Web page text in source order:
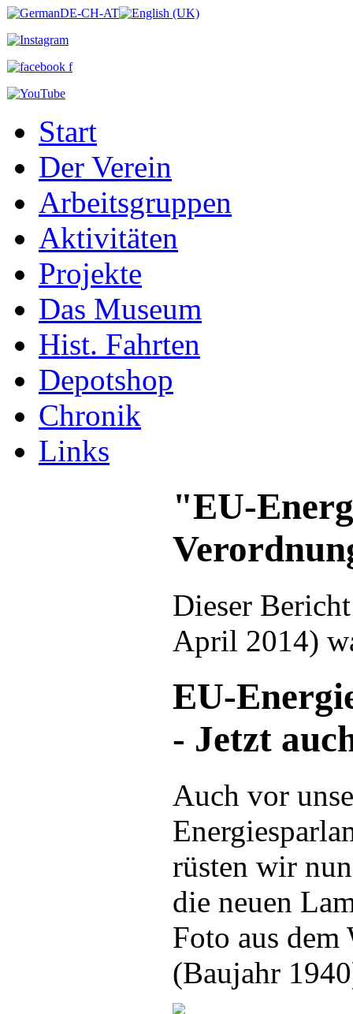
Start
Der Verein
Arbeitsgruppen
Aktivitäten
Projekte
Das Museum
Hist. Fahrten
Depotshop
Chronik
Links
"EU-
Dieser
April 2014)
EU-
- Jetzt
Auch vor
rüsten wir
die neuen
Foto aus
(Baujahr